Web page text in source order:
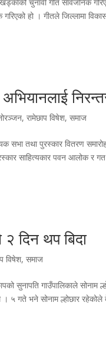
हो । गीतले जिल्लामा
,रामेछाप विषेश,समाज
सभा तथा पुरस्कार वितरण
साहित्यकार पवन आलोक र गत
२ दिन थप बिदा
विषेश,समाज
सुनापति गाउँपालिकाले सोनाम
५ गते भने सोनाम ल्होछार रहेकोले